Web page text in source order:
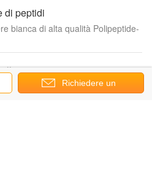
di peptidi
bianca di alta qualità Polipeptide-
bianco siero sbiancante per la
melanostata in polvere con
Richiedere un